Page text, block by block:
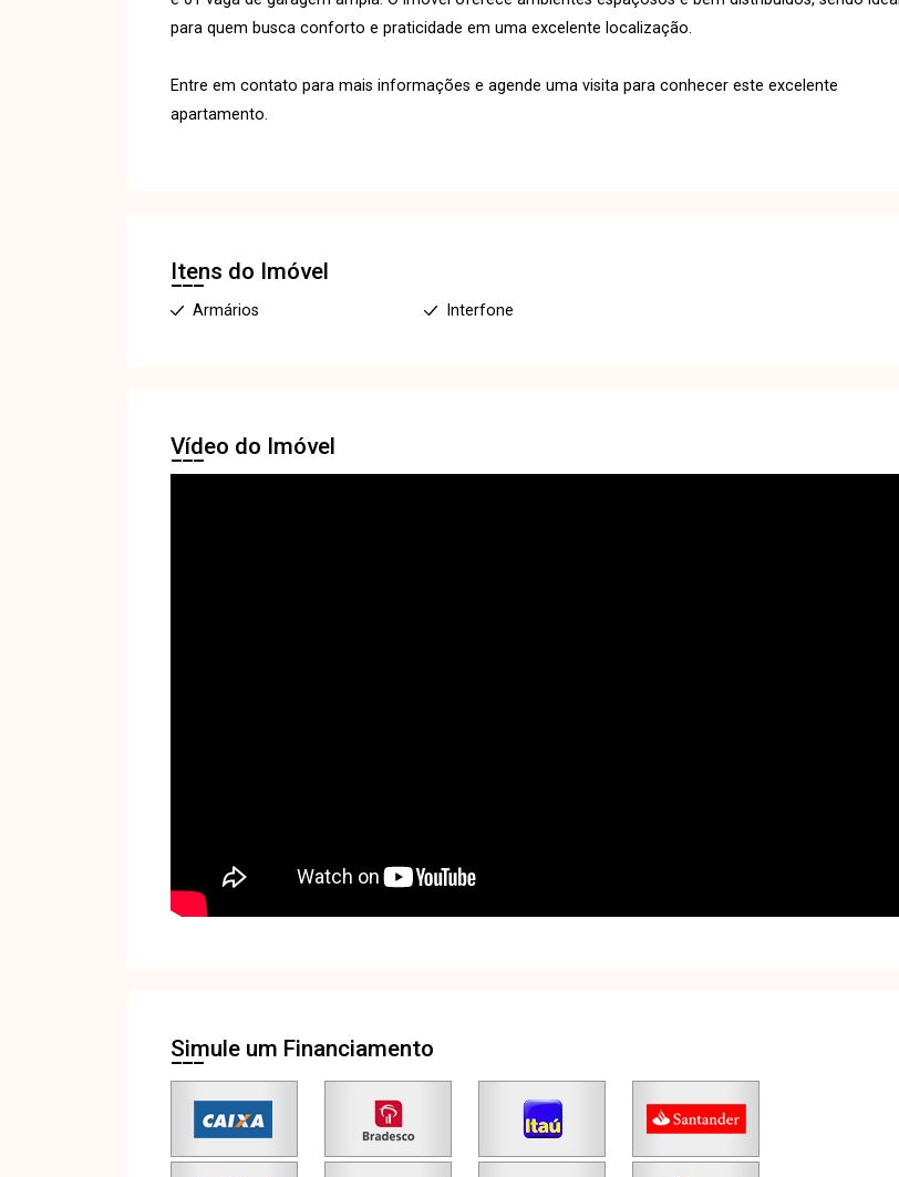
para quem busca conforto e praticidade em uma excelente localização.
Entre em contato para mais informações e agende uma visita para conhecer este excelente
apartamento.
Itens do Imóvel
Armários Interfone
Vídeo do Imóvel
Simule um Financiamento